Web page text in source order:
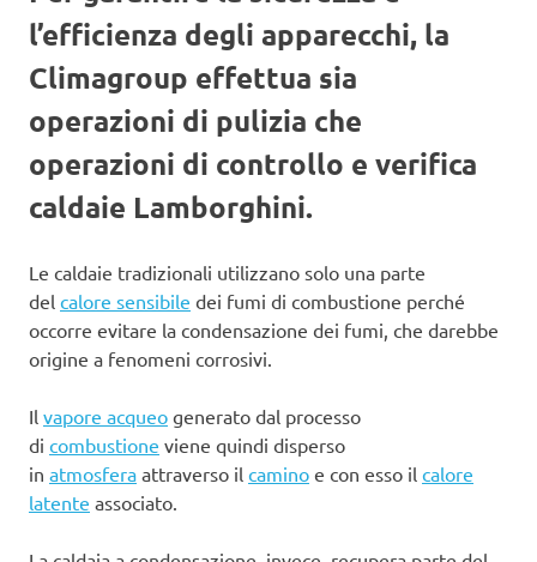
l’efficienza degli apparecchi, la
Climagroup effettua sia
operazioni di pulizia che
operazioni di controllo e verifica
caldaie Lamborghini.
Le caldaie tradizionali utilizzano solo una parte
del calore sensibile dei fumi di combustione perché
occorre evitare la condensazione dei fumi, che darebbe
origine a fenomeni corrosivi.
Il vapore acqueo generato dal processo
di combustione viene quindi disperso
in atmosfera attraverso il camino e con esso il calore
latente associato.